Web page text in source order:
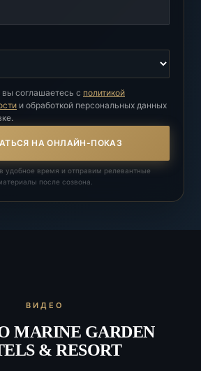
соглашаетесь с политикой
и обработкой персональных данных
НА ОНЛАЙН-ПОКАЗ
удобное время и отправим релевантные
после созвона.
ВИДЕО
GARDEN
& RESORT